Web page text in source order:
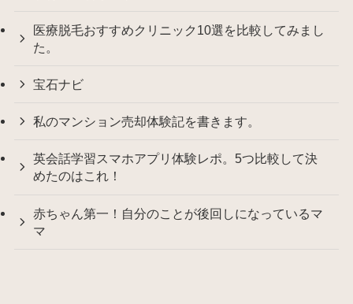
医療脱毛おすすめクリニック10選を比較してみまし
た。
宝石ナビ
私のマンション売却体験記を書きます。
英会話学習スマホアプリ体験レポ。5つ比較して決
めたのはこれ！
赤ちゃん第一！自分のことが後回しになっているマ
マ